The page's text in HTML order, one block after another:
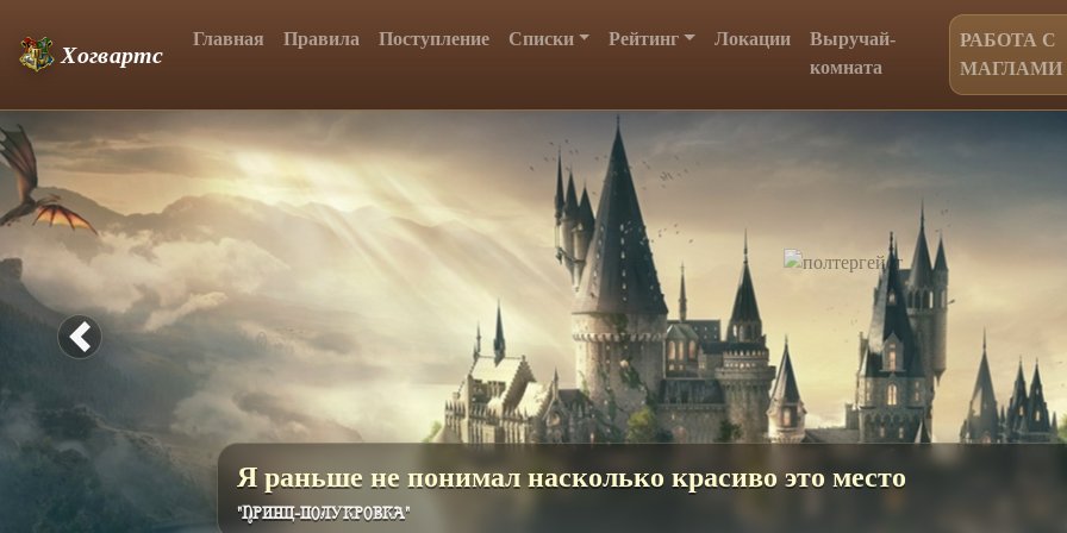
Хогвартс
Главная Правила Поступление Списки Рейтинг Локации
Выручай-
комната
РАБОТА С
МАГЛАМИ
Скоро будет доступна волшебная атрибутика
Previous